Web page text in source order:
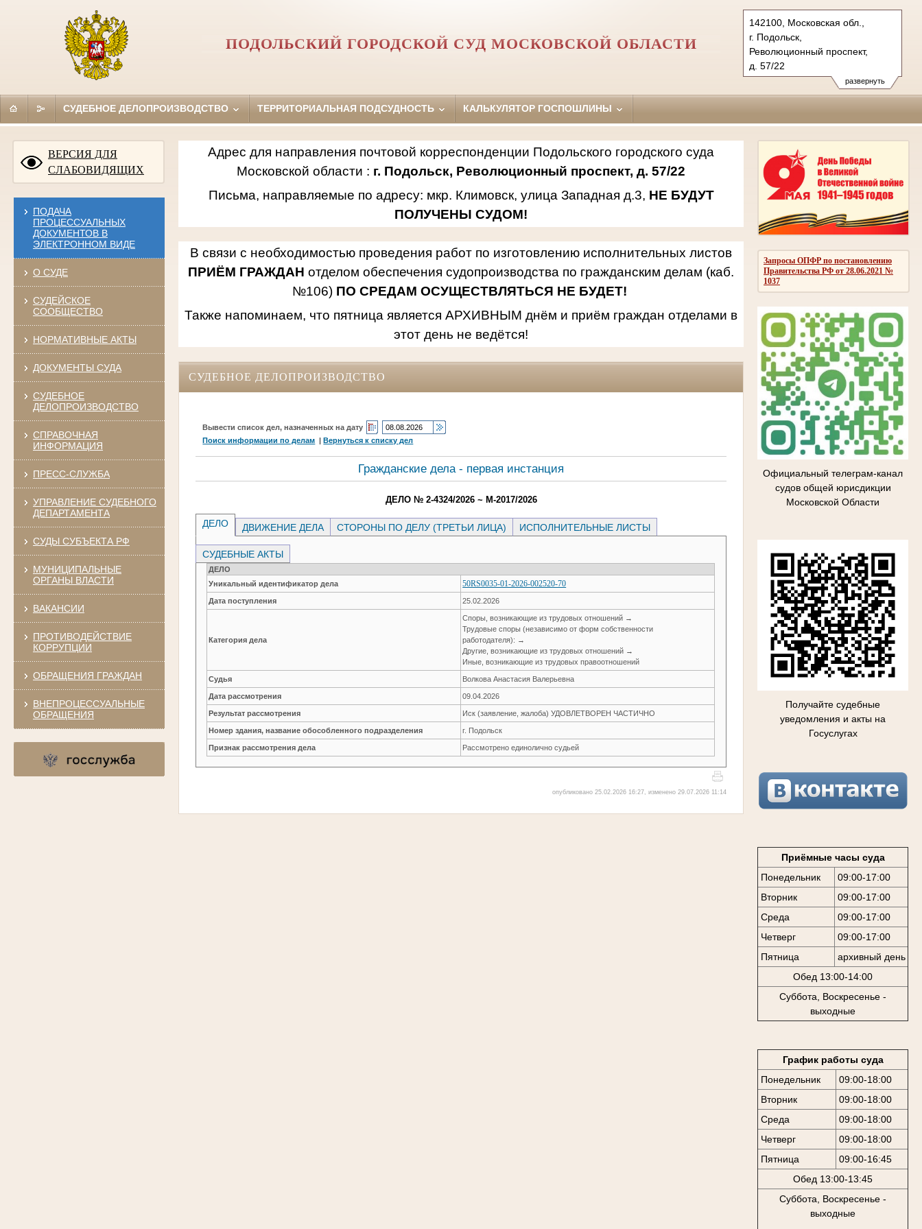
развернуть
142100, Московская обл.,
г. Подольск,
Революционный проспект,
д. 57/22
142181, г.о. Подольск,
мкр. Климовск, ул. Западная,
Тел.: 8(496)769-69-21, 769-94-
podolsky.mo@sudrf.ru
ПОДОЛЬСКИЙ ГОРОДСКОЙ СУД МОСКОВСКОЙ ОБЛАСТИ
СУДЕБНОЕ ДЕЛОПРОИЗВОДСТВО ТЕРРИТОРИАЛЬНАЯ ПОДСУДНОСТЬ КАЛЬКУЛЯТОР ГОСПОШЛИНЫ
ВЕРСИЯ ДЛЯ
СЛАБОВИДЯЩИХ
ПОДАЧА
ПРОЦЕССУАЛЬНЫХ
ДОКУМЕНТОВ В
ЭЛЕКТРОННОМ ВИДЕ
О СУДЕ
СУДЕЙСКОЕ
СООБЩЕСТВО
НОРМАТИВНЫЕ АКТЫ
ДОКУМЕНТЫ СУДА
СУДЕБНОЕ
ДЕЛОПРОИЗВОДСТВО
СПРАВОЧНАЯ
ИНФОРМАЦИЯ
ПРЕСС-СЛУЖБА
УПРАВЛЕНИЕ СУДЕБНОГО
ДЕПАРТАМЕНТА
СУДЫ СУБЪЕКТА РФ
МУНИЦИПАЛЬНЫЕ
ОРГАНЫ ВЛАСТИ
ВАКАНСИИ
ПРОТИВОДЕЙСТВИЕ
КОРРУПЦИИ
ОБРАЩЕНИЯ ГРАЖДАН
ВНЕПРОЦЕССУАЛЬНЫЕ
ОБРАЩЕНИЯ
Запросы ОПФР по постановлению
Правительства РФ от 28.06.2021 №
1037
Официальный телеграм-канал
судов общей юрисдикции
Московской Области
Получайте судебные
уведомления и акты на
Госуслугах
Приёмные часы суда
Понедельник
09:00-17:00
Вторник
09:00-17:00
Среда
09:00-17:00
Четверг
09:00-17:00
Пятница
архивный день
Обед 13:00-14:00
Суббота, Воскресенье -
выходные
График работы суда
Понедельник
09:00-18:00
Вторник
09:00-18:00
Среда
09:00-18:00
Четверг
09:00-18:00
Пятница
09:00-16:45
Обед 13:00-13:45
Суббота, Воскресенье -
выходные
Адрес для направления почтовой корреспонденции Подольского городского суда
Московской области : г. Подольск, Революционный проспект, д. 57/22
Письма, направляемые по адресу: мкр. Климовск, улица Западная д.3, НЕ БУДУТ
ПОЛУЧЕНЫ СУДОМ!
В связи с необходимостью проведения работ по изготовлению исполнительных листов
ПРИЁМ ГРАЖДАН отделом обеспечения судопроизводства по гражданским делам (каб.
№106) ПО СРЕДАМ ОСУЩЕСТВЛЯТЬСЯ НЕ БУДЕТ!
Также напоминаем, что пятница является АРХИВНЫМ днём и приём граждан отделами в
этот день не ведётся!
СУДЕБНОЕ ДЕЛОПРОИЗВОДСТВО
Вывести список дел, назначенных на дату
Поиск информации по делам |Вернуться к списку дел
Гражданские дела - первая инстанция
ДЕЛО № 2-4324/2026 ~ М-2017/2026
ДЕЛО ДВИЖЕНИЕ ДЕЛА СТОРОНЫ ПО ДЕЛУ (ТРЕТЬИ ЛИЦА) ИСПОЛНИТЕЛЬНЫЕ ЛИСТЫ
СУДЕБНЫЕ АКТЫ
ДЕЛО
Уникальный идентификатор дела
50RS0035-01-2026-002520-70
Дата поступления 25.02.2026
Категория дела
Споры, возникающие из трудовых отношений →
Трудовые споры (независимо от форм собственности
работодателя): →
Другие, возникающие из трудовых отношений →
Иные, возникающие из трудовых правоотношений
Судья Волкова Анастасия Валерьевна
Дата рассмотрения 09.04.2026
Результат рассмотрения Иск (заявление, жалоба) УДОВЛЕТВОРЕН ЧАСТИЧНО
Номер здания, название обособленного подразделения г. Подольск
Признак рассмотрения дела Рассмотрено единолично судьей
опубликовано 25.02.2026 16:27, изменено 29.07.2026 11:14